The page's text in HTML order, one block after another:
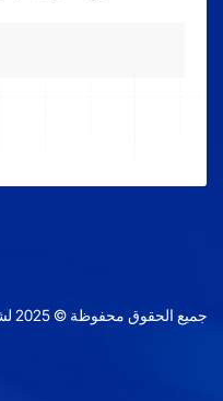
جميع الحقوق محفوظة © 2025 لشركة تشينغداو ريتشر للاتصالات المحدودة.